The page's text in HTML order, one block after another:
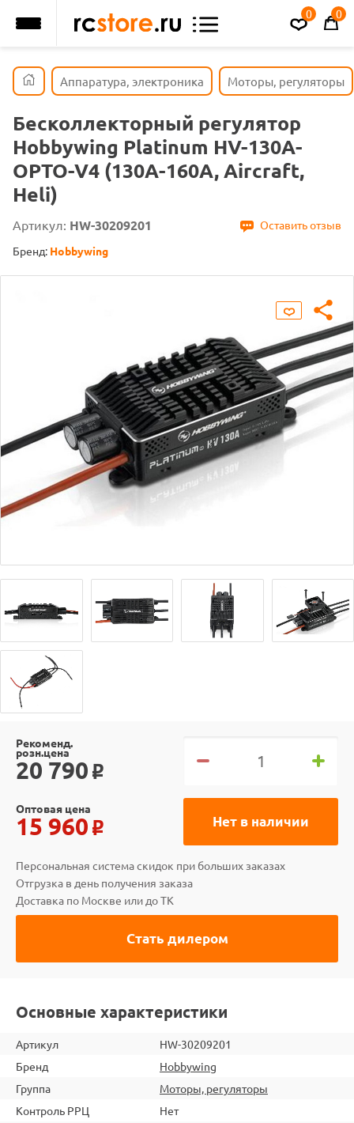
0 0
Аппаратура, электроника Моторы, регуляторы
Бесколлекторный регулятор
Hobbywing Platinum HV-130A-
OPTO-V4 (130A-160A, Aircraft,
Heli)
Артикул: HW-30209201
Оставить отзыв
Бренд: Hobbywing
Рекоменд.
розн.цена
20 790 o
Нет в наличии
Оптовая цена
15 960 o
Персональная система скидок при больших заказах
Отгрузка в день получения заказа
Доставка по Москве или до ТК
Стать дилером
Основные характеристики
Артикул
HW-30209201
Бренд
Hobbywing
Группа
Моторы, регуляторы
Контроль РРЦ
Нет